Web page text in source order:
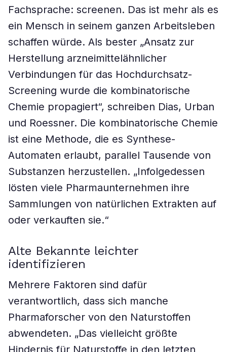
Fachsprache: screenen. Das ist mehr als es
ein Mensch in seinem ganzen Arbeitsleben
schaffen würde. Als bester „Ansatz zur
Herstellung arzneimittelähnlicher
Verbindungen für das Hochdurchsatz-
Screening wurde die kombinatorische
Chemie propagiert“, schreiben Dias, Urban
und Roessner. Die kombinatorische Chemie
ist eine Methode, die es Synthese-
Automaten erlaubt, parallel Tausende von
Substanzen herzustellen. „Infolgedessen
lösten viele Pharmaunternehmen ihre
Sammlungen von natürlichen Extrakten auf
oder verkauften sie.“
Alte Bekannte leichter
identifizieren
Mehrere Faktoren sind dafür
verantwortlich, dass sich manche
Pharmaforscher von den Naturstoffen
abwendeten. „Das vielleicht größte
Hindernis für Naturstoffe in den letzten